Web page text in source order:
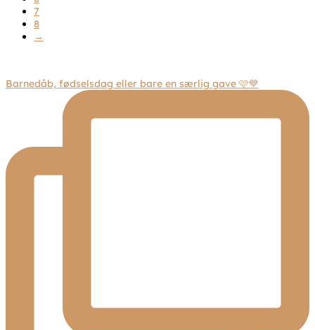
7
8
→
Barnedåb, fødselsdag eller bare en særlig gave 🩷💙